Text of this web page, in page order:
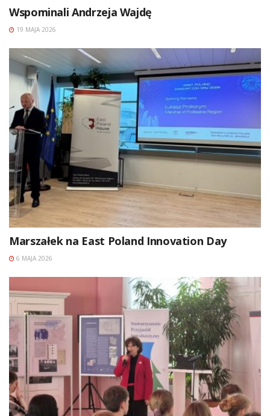
Wspominali Andrzeja Wajdę
19 MAJA 2026
Marszałek na East Poland Innovation Day
6 MAJA 2026